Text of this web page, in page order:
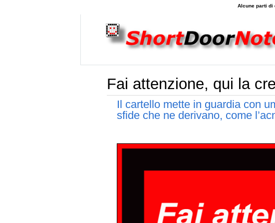
Fai attenzione, qui la
Il cartello mette in guardia con
sfide che ne derivano, come